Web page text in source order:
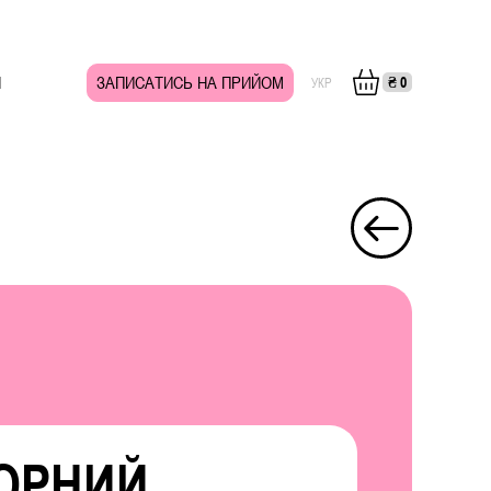
ЗАПИСАТИСЬ НА ПРИЙОМ УКР ₴0